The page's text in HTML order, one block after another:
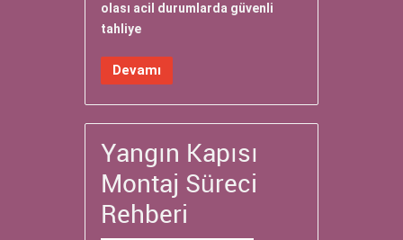
olası acil durumlarda güvenli
tahliye
Devamı
Yangın Kapısı
Montaj Süreci
Rehberi